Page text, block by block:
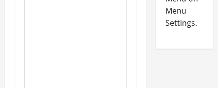
Menu
Settings.